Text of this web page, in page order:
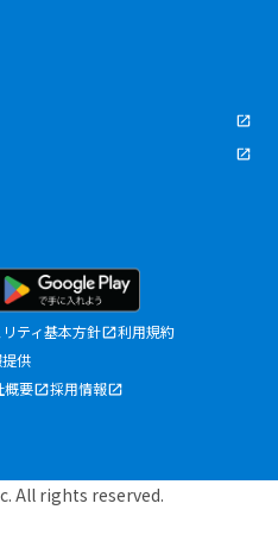
ティ基本方針
利用規約
供
概要 採用情報
All rights reserved.